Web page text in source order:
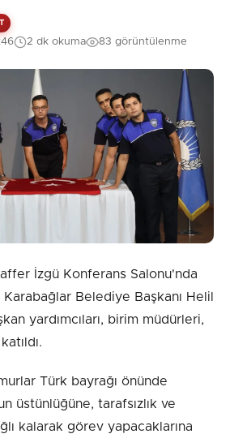
2 dk okuma 83 görüntülenme
İzgü Konferans Salonu'nda
Belediye Başkanı Helil
yardımcıları, birim müdürleri,
Türk bayrağı önünde
üstünlüğüne, tarafsızlık ve
kalarak görev yapacaklarına